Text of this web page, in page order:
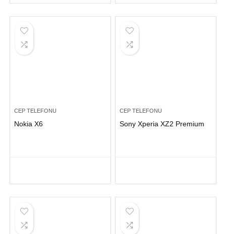
CEP TELEFONU
Nokia X6
CEP TELEFONU
Sony Xperia XZ2 Premium